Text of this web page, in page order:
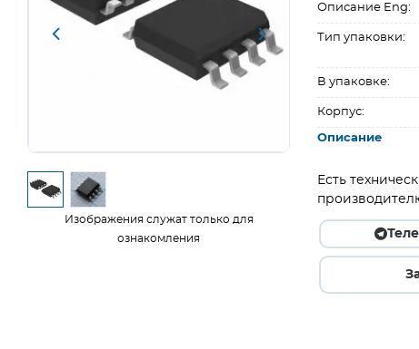
Изображения служат только для
ознакомления
Описание Eng:
Тип упаковки:
В упаковке:
Корпус:
Описание
Есть